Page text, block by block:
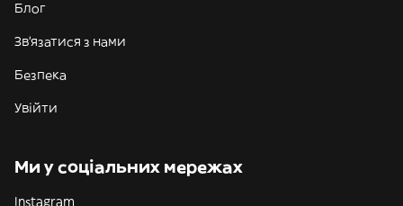
Блог
Зв'язатися з нами
Безпека
Увійти
Ми у соціальних мережах
Instagram